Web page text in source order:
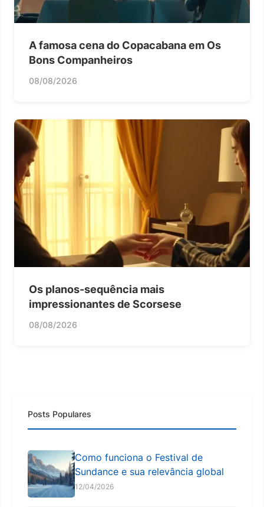
A famosa cena do Copacabana em Os
Bons Companheiros
08/08/2026
Os planos-sequência mais
impressionantes de Scorsese
08/08/2026
Posts Populares
Como funciona o Festival de
Sundance e sua relevância global
12/04/2026